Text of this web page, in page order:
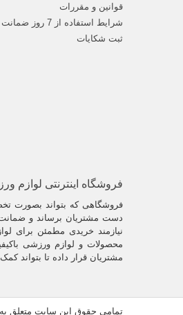
قوانین و مقررات
شرایط استفاده از 7 روز ضمانت
ثبت شکایات
فروشگاه اینترنتی
فروشگاهی که بتواند بصورت
دست مشتریان برساند و ضمانت
نیازمند خریدی مطمئن برای
محصولات و لوازم ورزشی
مشتریان قرار داده تا بتواند
تمامی حقوق این سایت متعلق به